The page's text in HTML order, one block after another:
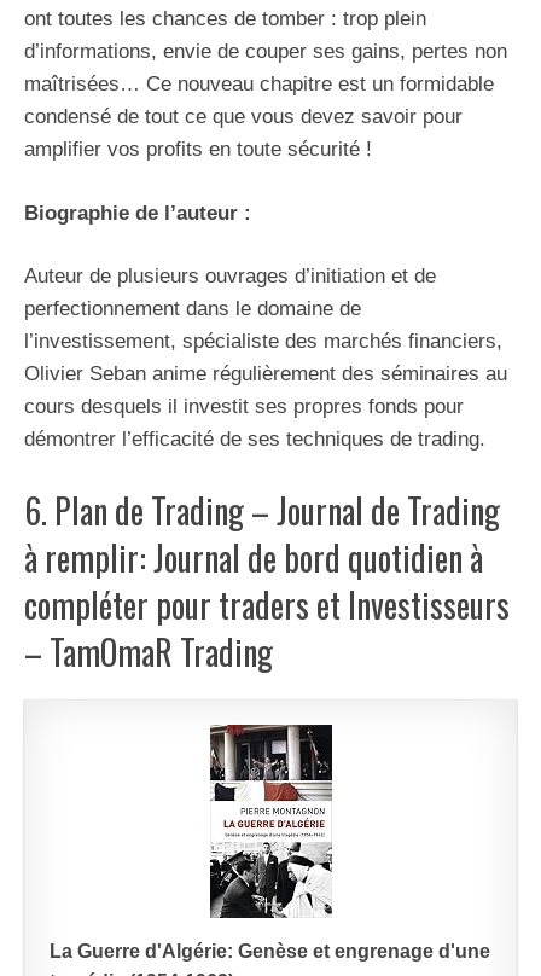
ont toutes les chances de tomber : trop plein
d’informations, envie de couper ses gains, pertes non
maîtrisées… Ce nouveau chapitre est un formidable
condensé de tout ce que vous devez savoir pour
amplifier vos profits en toute sécurité !
Biographie de l’auteur :
Auteur de plusieurs ouvrages d’initiation et de
perfectionnement dans le domaine de
l’investissement, spécialiste des marchés financiers,
Olivier Seban anime régulièrement des séminaires au
cours desquels il investit ses propres fonds pour
démontrer l’efficacité de ses techniques de trading.
6. Plan de Trading – Journal de Trading
à remplir: Journal de bord quotidien à
compléter pour traders et Investisseurs
– TamOmaR Trading
La Guerre d'Algérie: Genèse et engrenage d'une